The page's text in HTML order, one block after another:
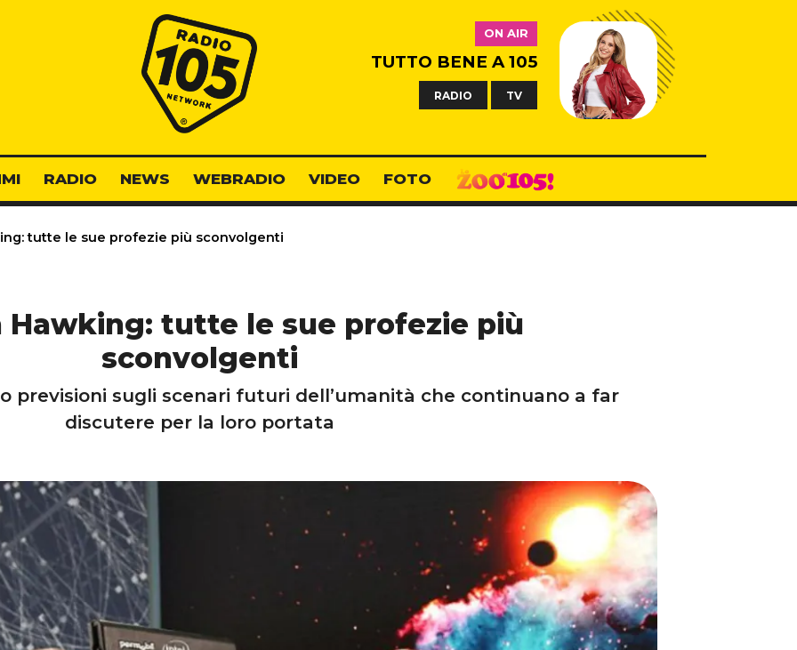
Radio 105
ON AIR
TUTTO BENE A 105
RADIO TV
RADIO NEWS WEBRADIO VIDEO FOTO
tutte le sue profezie più sconvolgenti
Hawking: tutte le sue profezie più
sconvolgenti
previsioni sugli scenari futuri dell’umanità che continuano a far
discutere per la loro portata